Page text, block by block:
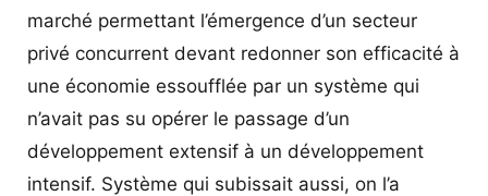
marché permettant l’émergence d’un secteur
privé concurrent devant redonner son efficacité à
une économie essoufflée par un système qui
n’avait pas su opérer le passage d’un
développement extensif à un développement
intensif. Système qui subissait aussi, on l’a